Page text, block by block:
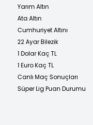
Yarım Altın
Ata Altın
Cumhuriyet Altını
22 Ayar Bilezik
1 Dolar Kaç TL
1 Euro Kaç TL
Canlı Maç Sonuçları
Süper Lig Puan Durumu